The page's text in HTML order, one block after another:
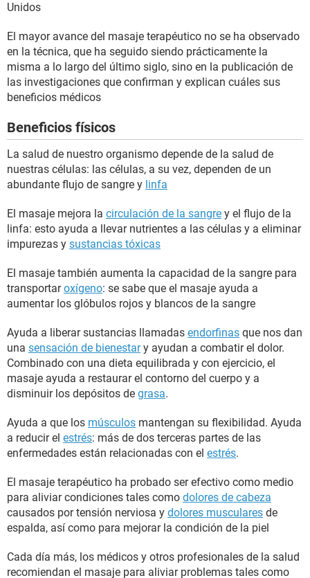
Unidos
El mayor avance del masaje terapéutico no se ha observado
en la técnica, que ha seguido siendo prácticamente la
misma a lo largo del último siglo, sino en la publicación de
las investigaciones que confirman y explican cuáles sus
beneficios médicos
Beneficios físicos
La salud de nuestro organismo depende de la salud de
nuestras células: las células, a su vez, dependen de un
abundante flujo de sangre y linfa
El masaje mejora la circulación de la sangre y el flujo de la
linfa: esto ayuda a llevar nutrientes a las células y a eliminar
impurezas y sustancias tóxicas
El masaje también aumenta la capacidad de la sangre para
transportaroxígeno: se sabe que el masaje ayuda a
aumentar los glóbulos rojos y blancos de la sangre
Ayuda a liberar sustancias llamadas endorfinas que nos dan
una sensación de bienestary ayudan a combatir el dolor.
Combinado con una dieta equilibrada y con ejercicio, el
masaje ayuda a restaurar el contorno del cuerpo y a
disminuir los depósitos de grasa.
Ayuda a que los músculos mantengan su flexibilidad. Ayuda
a reducir el estrés: más de dos terceras partes de las
enfermedades están relacionadas con el estrés.
El masaje terapéutico ha probado ser efectivo como medio
para aliviar condiciones tales como dolores de cabeza
causados por tensión nerviosa y dolores musculares de
espalda, así como para mejorar la condición de la piel
Cada día más, los médicos y otros profesionales de la salud
recomiendan el masaje para aliviar problemas tales como